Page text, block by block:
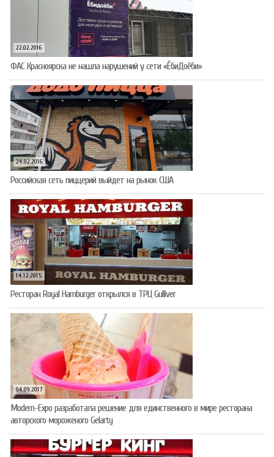
22.02.2016
ФАС Красноярска не нашла нарушений у сети «ЁбиДоёби»
24.02.2016
Российская сеть пиццерий выйдет на рынок США
14.12.2015
Ресторан Royal Hamburger открылся в ТРЦ Gulliver
04.09.2017
Modern-Expo разработала решение для единственного в мире ресторана
авторского мороженого Gelarty